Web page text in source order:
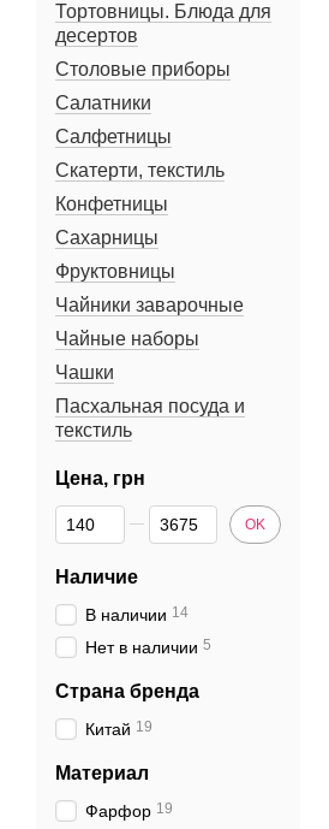
Тортовницы. Блюда для
десертов
Столовые приборы
Салатники
Салфетницы
Скатерти, текстиль
Конфетницы
Сахарницы
Фруктовницы
Чайники заварочные
Чайные наборы
Чашки
Пасхальная посуда и
текстиль
Цена, грн
От Цена, грн
До Цена, грн OK
Наличие
В наличии 14
Нет в наличии 5
Страна бренда
Китай 19
Материал
Фарфор 19